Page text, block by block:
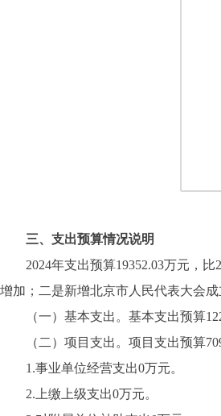
三、支出预算情况说明
2024年支出预算19352.03万元，比
增加；二是新增北京市人民代表大会
（一）基本支出。基本支出预算
（二）项目支出。项目支出预算
1.事业单位经营支出0万元。
2.上缴上级支出0万元。